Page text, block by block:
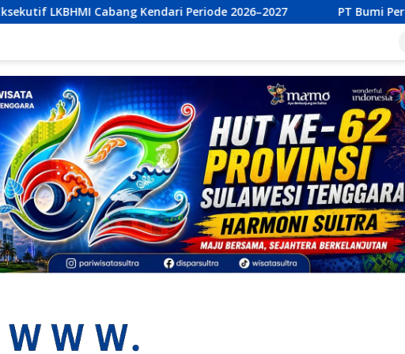
Periode 2026–2027 PT Bumi Permata Kendari dan PT